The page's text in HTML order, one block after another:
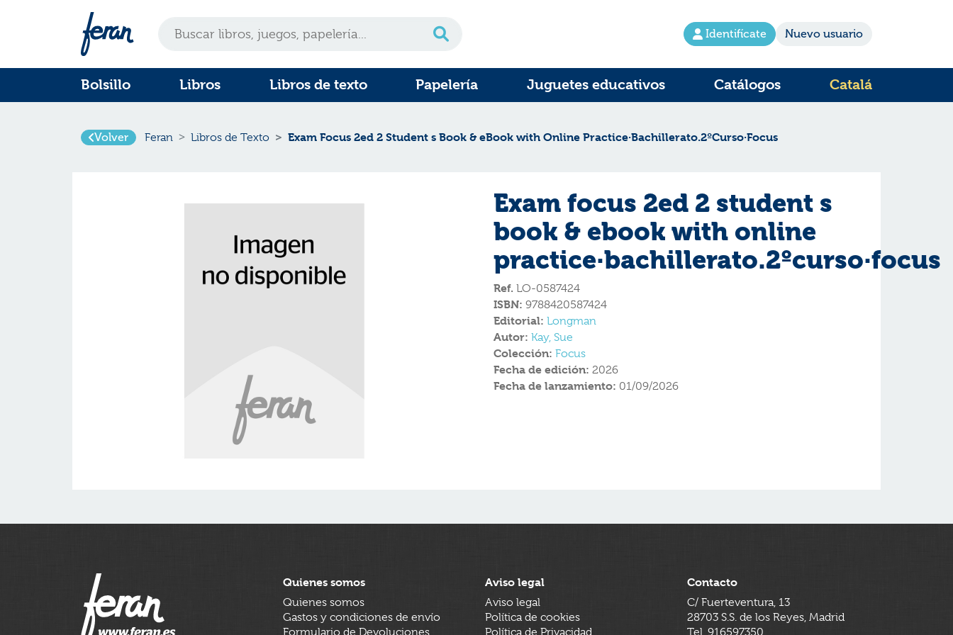
Identifícate Nuevo usuario
Bolsillo Libros Libros de texto Papelería Juguetes educativos Catálogos Catalá
Volver Feran Libros de Texto Exam Focus 2ed 2 Student s Book & eBook with Online Practice·Bachillerato.2ºCurso·Focus
Exam focus 2ed 2 student s
book & ebook with online
practice·bachillerato.2ºcurso·focus
Ref. LO-0587424
ISBN: 9788420587424
Editorial: Longman
Autor: Kay, Sue
Colección: Focus
Fecha de edición: 2026
Fecha de lanzamiento: 01/09/2026
Quienes somos
Quienes somos
Gastos y condiciones de envío
Formulario de Devoluciones
Aviso legal
Aviso legal
Política de cookies
Política de Privacidad
Contacto
C/ Fuerteventura, 13
28703 S.S. de los Reyes, Madrid
Tel. 916597350